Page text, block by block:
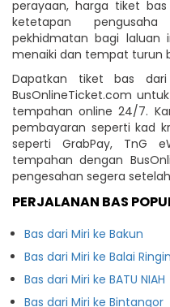
perayaan, harga tiket
ketetapan
pekhidmatan bagi laluan
menaiki dan tempat turun
Dapatkan tiket bas
BusOnlineTicket.com
tempahan online 24/7.
pembayaran seperti kad
seperti GrabPay, TnG
tempahan dengan
pengesahan segera
PERJALANAN BAS
Bas dari Miri ke Bakun
Bas dari Miri ke Balai Ringin
Bas dari Miri ke BATU NIAH
Bas dari Miri ke Bintangor